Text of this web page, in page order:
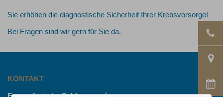
Sie erhöhen die diagnostische Sicherheit Ihrer Krebsvorsorge!
Bei Fragen sind wir gern für Sie da.
KONTAKT